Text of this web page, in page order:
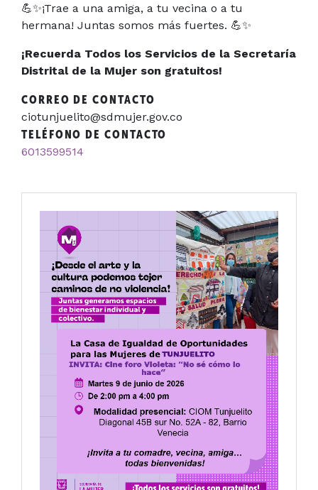
💪✨​¡Trae a una amiga, a tu vecina o a tu
hermana! Juntas somos más fuertes. 💪✨
¡Recuerda Todos los Servicios de la Secretaría
Distrital de la Mujer son gratuitos!
CORREO DE CONTACTO
ciotunjuelito@sdmujer.gov.co
TELÉFONO DE CONTACTO
6013599514